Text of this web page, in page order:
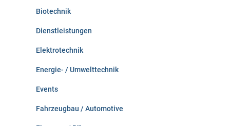
Biotechnik
Dienstleistungen
Elektrotechnik
Energie- / Umwelttechnik
Events
Fahrzeugbau / Automotive